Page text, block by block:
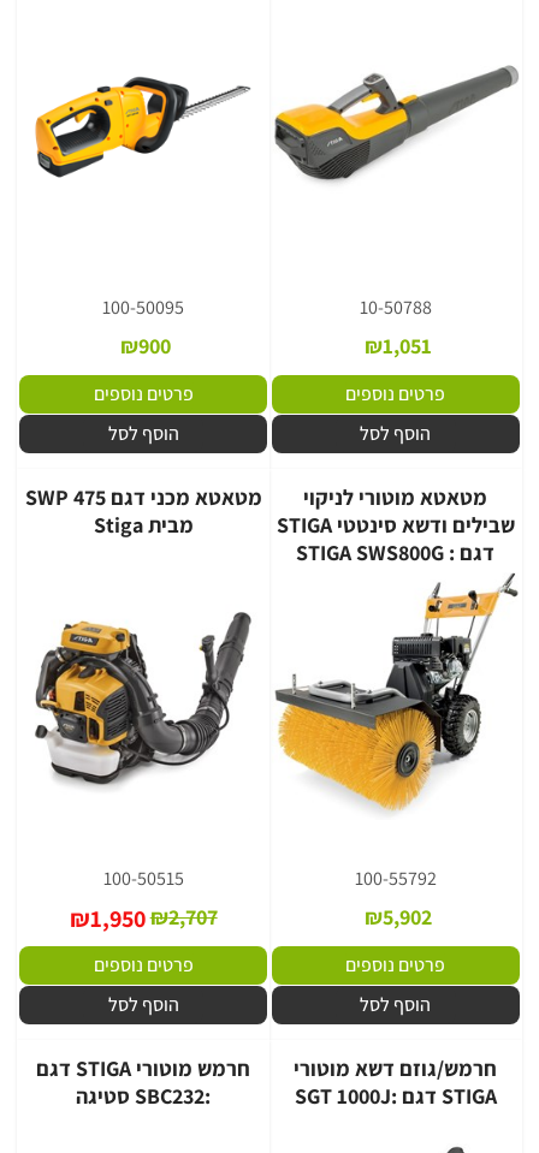
10-50788
₪1,051
פרטים נוספים
הוסף לסל
100-50095
₪900
פרטים נוספים
הוסף לסל
מטאטא מוטורי לניקוי
שבילים ודשא סינטטי STIGA
דגם : STIGA SWS800G
100-55792
₪5,902
פרטים נוספים
הוסף לסל
מטאטא מכני דגם SWP 475
מבית Stiga
100-50515
₪2,707
₪1,950
פרטים נוספים
הוסף לסל
חרמש/גוזם דשא מוטורי
STIGA דגם :SGT 1000J
חרמש מוטורי STIGA דגם
:SBC232 סטיגה